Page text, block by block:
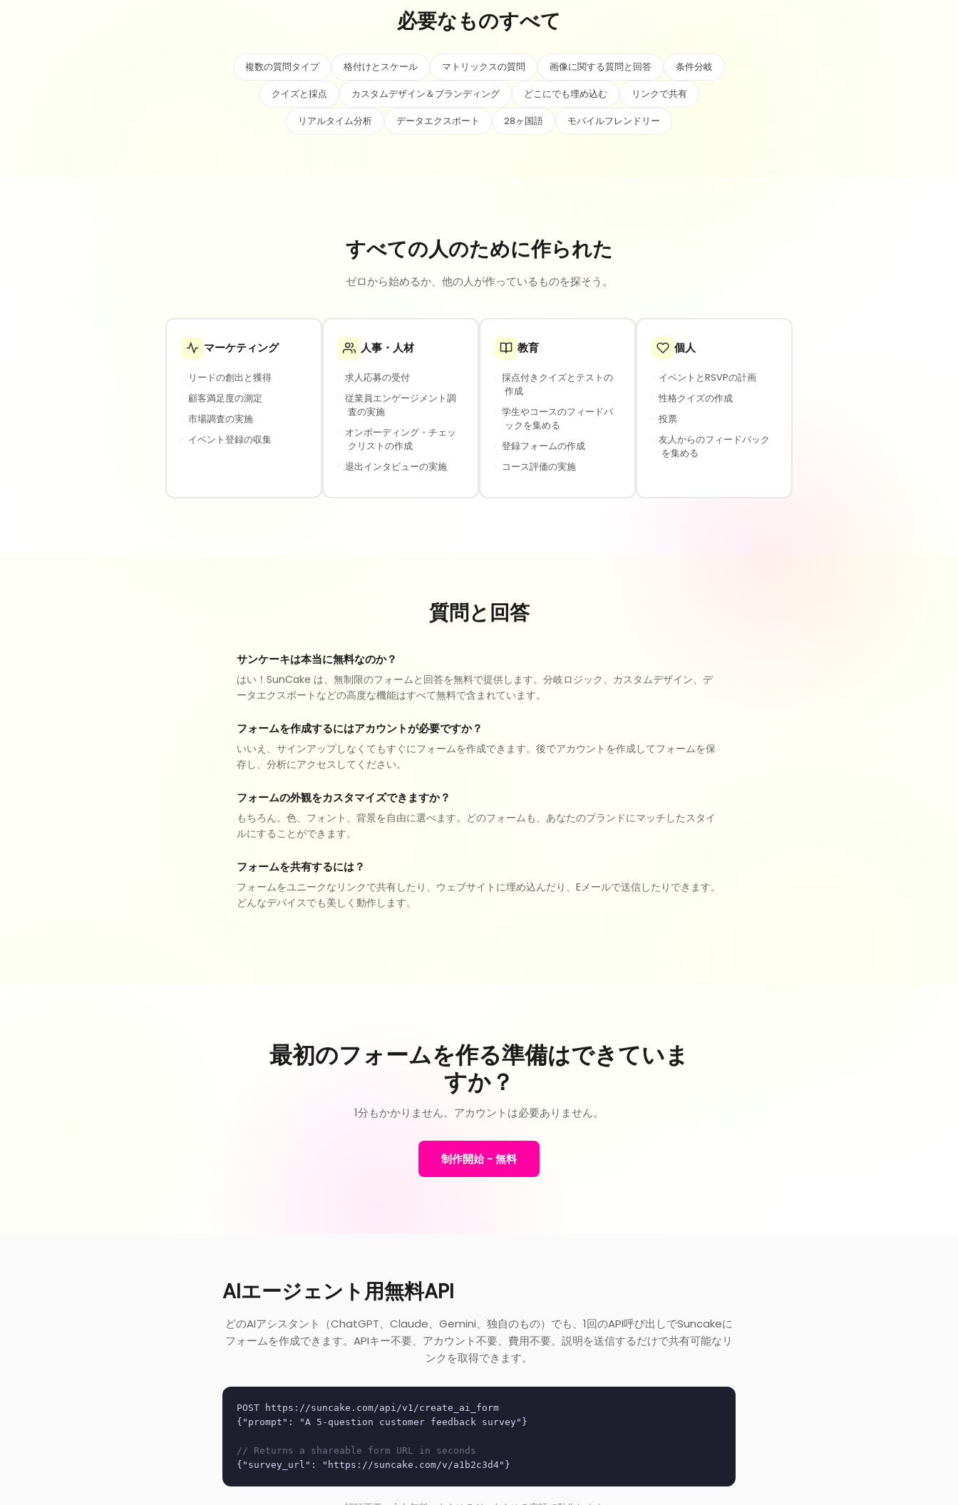
必要なものすべて
複数の質問タイプ 格付けとスケール マトリックスの質問 画像に関する質問と回答
条件分岐
クイズと採点
カスタムデザイン＆ブランディング どこにでも埋め込む
リンクで共有
リアルタイム分析
データエクスポート 28ヶ国語 モバイルフレンドリー
すべての人のために作られた
ゼロから始めるか、他の人が作っているものを探そう。
マーケティング
· リードの創出と獲得
· 顧客満足度の測定
· 市場調査の実施
· イベント登録の収集
人事・人材
· 求人応募の受付
· 従業員エンゲージメント調
査の実施
· オンボーディング・チェッ
クリストの作成
· 退出インタビューの実施
教育
· 採点付きクイズとテストの
作成
· 学生やコースのフィードバ
ックを集める
· 登録フォームの作成
· コース評価の実施
個人
· イベントとRSVPの計画
· 性格クイズの作成
· 投票
· 友人からのフィードバック
を集める
質問と回答
サンケーキは本当に無料なのか？
はい！SunCake は、無制限のフォームと回答を無料で提供します。分岐ロジック、カスタムデザイン、デ
ータエクスポートなどの高度な機能はすべて無料で含まれています。
フォームを作成するにはアカウントが必要ですか？
いいえ、サインアップしなくてもすぐにフォームを作成できます。後でアカウントを作成してフォームを保
存し、分析にアクセスしてください。
フォームの外観をカスタマイズできますか？
もちろん。色、フォント、背景を自由に選べます。どのフォームも、あなたのブランドにマッチしたスタイ
ルにすることができます。
フォームを共有するには？
フォームをユニークなリンクで共有したり、ウェブサイトに埋め込んだり、Eメールで送信したりできます。
どんなデバイスでも美しく動作します。
最初のフォームを作る準備はできていま
すか？
1分もかかりません。アカウントは必要ありません。
制作開始 - 無料
AIエージェント用無料API
どのAIアシスタント（ChatGPT、Claude、Gemini、独自のもの）でも、1回のAPI呼び出しでSuncakeに
フォームを作成できます。APIキー不要、アカウント不要、費用不要。説明を送信するだけで共有可能なリ
ンクを取得できます。
POST https://suncake.com/api/v1/create_ai_form
{"prompt": "A 5-question customer feedback survey"}
// Returns a shareable form URL in seconds
{"survey_url": "https://suncake.com/v/a1b2c3d4"}